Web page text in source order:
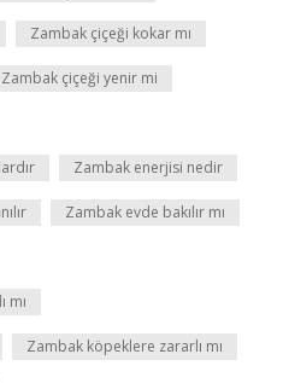
Zambak çiçeği kokar mı
Zambak çiçeği yenir mi
Zambak enerjisi nedir
Zambak evde bakılır mı
mı
Zambak köpeklere zararlı mı